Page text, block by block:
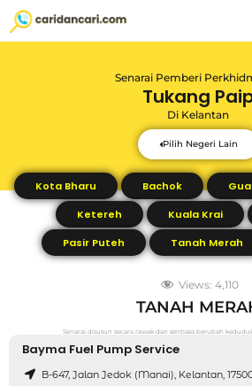
Senarai Pemberi
Tukang
Di Kelantan
Pilih Negeri Lain
Kota Bharu Bachok
Ketereh
Kuala Krai
Pasir Puteh
Tanah Merah
Views: 4,110
TANAH
Senarai disusun secara rawak dan sentiasa berubah
Bayma Fuel Pump Service
B-647, Jalan Jedok (Manai), Kelantan,